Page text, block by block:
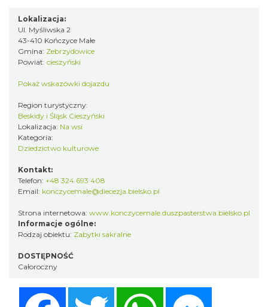
Lokalizacja:
Ul. Myśliwska 2
43-410 Kończyce Małe
Gmina: Zebrzydowice
Powiat: cieszyński
Pokaż wskazówki dojazdu
Region turystyczny:
Beskidy i Śląsk Cieszyński
Lokalizacja: Na wsi
Kategoria:
Dziedzictwo kulturowe
Kontakt:
Telefon: +48 324 693 408
Email: konczycemale@diecezja.bielsko.pl
Strona internetowa: www.konczycemale.duszpasterstwa.bielsko.pl
Informacje ogólne:
Rodzaj obiektu: Zabytki sakralne
DOSTĘPNOŚĆ
Całoroczny
Twitter WhatsApp